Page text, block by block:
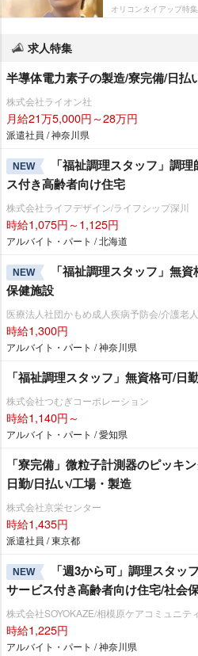
オリコンタイアップ特集
求人特集
半導体電力素子の製造/寮完備/日払
株式会社ライオン社
月給21万5,000円～28万円
派遣社員 / 神奈川県
NEW
「福祉調理スタッフ」調
ス付き高齢者向け住宅
株式会社ライフデザイン/ライフシップ深川
時給1,075円～1,125円
アルバイト・パート / 北海道
NEW
「福祉調理スタッフ」無
保健施設
医療法人社団かもめ成人疾病予防会/介護老
時給1,300円
アルバイト・パート / 神奈川県
「福祉調理スタッフ」無資格可/日
株式会社つむぎコーポレーション
時給1,140円～
アルバイト・パート / 愛知県
「寮完備」微粒子計測器のピッキ
日勤/日払い/工場・製造
株式会社京栄センター
時給1,435円
派遣社員 / 東京都
NEW
「週3から可」調理スタッ
サービス付き高齢者向け住宅/社会
株式会社SOYOKAZE/相模原ケアコミュニテ
時給1,225円
アルバイト・パート / 神奈川県